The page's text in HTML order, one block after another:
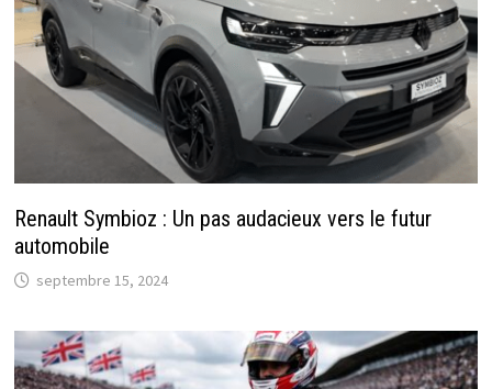
Renault Symbioz : Un pas audacieux vers le futur
automobile
septembre 15, 2024